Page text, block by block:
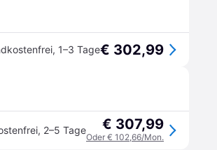
, 1–3 Tage€ 302,99
, 2–5 Tage € 307,99
Oder € 102,66/Mon.